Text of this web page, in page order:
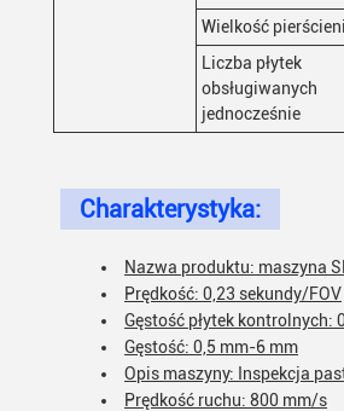
Wielkość
Liczba płytek
obsługiwanych
jednocześnie
Charakterystyka:
Nazwa produktu: maszyna
Prędkość: 0,23 sekundy/FOV
Gęstość płytek kontrolnych:
Gęstość: 0,5 mm-6 mm
Opis maszyny: Inspekcja
Prędkość ruchu: 800 mm/s